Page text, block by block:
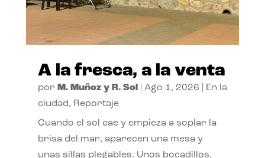
A la fresca, a la venta
por M. Muñoz y R. Sol| Ago 1, 2026
En la
ciudad, Reportaje
Cuando el sol cae y empieza a soplar la
brisa del mar, aparecen una mesa y
unas sillas plegables. Unos bocadillos,